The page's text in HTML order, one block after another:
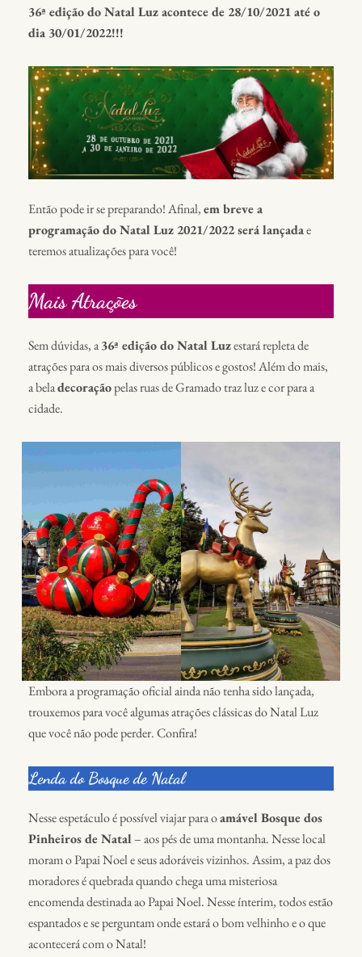
36ª edição do Natal Luz acontece de 28/10/2021 até o
dia 30/01/2022!!!
Então pode ir se preparando! Afinal,em breve a
programação do Natal Luz 2021/2022 será lançadae
teremos atualizações para você!
Mais Atrações
Sem dúvidas, a36ª edição do Natal Luzestará repleta de
atrações para os mais diversos públicos e gostos! Além do mais,
a beladecoraçãopelas ruas de Gramado traz luz e cor para a
cidade.
Embora a programação oficial ainda não tenha sido lançada,
trouxemos para você algumas atrações clássicas do Natal Luz
que você não pode perder. Confira!
Lenda do Bosque de Natal
Nesse espetáculo é possível viajar para oamável Bosque dos
Pinheiros de Natal – aos pés de uma montanha. Nesse local
moram o Papai Noel e seus adoráveis vizinhos. Assim, a paz dos
moradores é quebrada quando chega uma misteriosa
encomenda destinada ao Papai Noel. Nesse ínterim, todos estão
espantados e se perguntam onde estará o bom velhinho e o que
acontecerá com o Natal!